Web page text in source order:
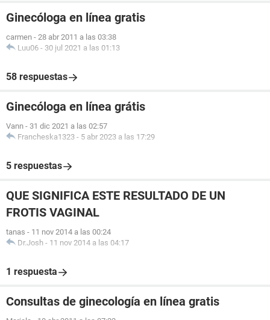
Ginecóloga en línea gratis
carmen - 28 abr 2011 a las 03:38
Luu06 - 30 jul 2021 a las 01:13
58 respuestas
Ginecóloga en línea grátis
Vann - 31 dic 2021 a las 02:57
Francheska1323 - 5 abr 2023 a las 17:29
5 respuestas
QUE SIGNIFICA ESTE RESULTADO DE UN
FROTIS VAGINAL
tanas - 11 nov 2014 a las 00:24
Dr.Josh - 11 nov 2014 a las 04:17
1 respuesta
Consultas de ginecología en línea gratis